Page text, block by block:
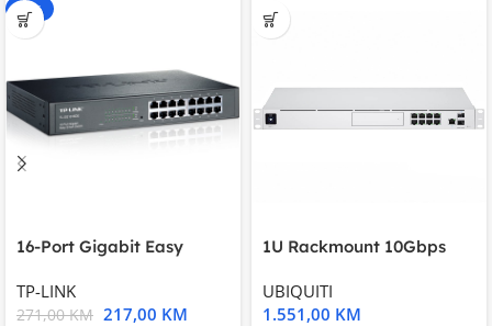
-20%
16-Port Gigabit Easy
TP-LINK
271,00KM 217,00 KM
1U Rackmount 10Gbps
UBIQUITI
1.551,00 KM